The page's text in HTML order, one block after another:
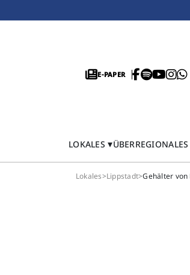
E-PAPER
LOKALES ÜBERREGIONALES
Lokales>Lippstadt>Gehälter